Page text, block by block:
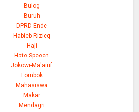
Bulog
Buruh
DPRD Ende
Habieb Rizieq
Haji
Hate Speech
Jokowi-Ma'aruf
Lombok
Mahasiswa
Makar
Mendagri